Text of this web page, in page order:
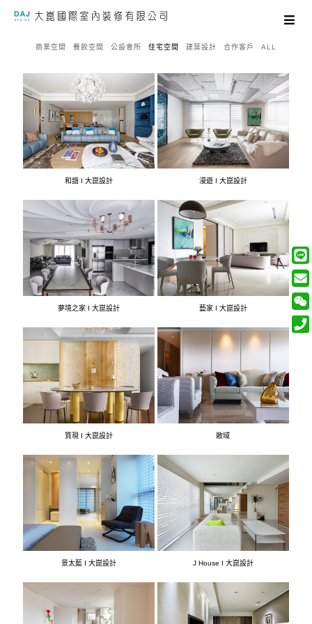
商業空間 餐飲空間 公設會所 住宅空間 建築設計 合作客戶 ALL
和諧 I 大崑設計 漫遊 I 大崑設計
夢境之家 I 大崑設計 藝家 I 大崑設計
質現 I 大崑設計 敞域
景太藍 I 大崑設計 J House I 大崑設計